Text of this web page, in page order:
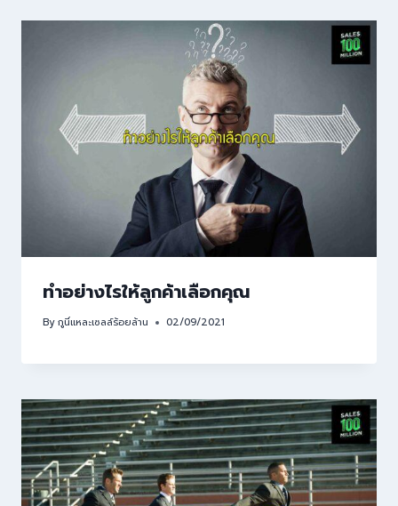
ทำอย่างไรให้ลูกค้าเลือกคุณ
Byกูนี่แหละเซลล์ร้อยล้าน 02/09/2021